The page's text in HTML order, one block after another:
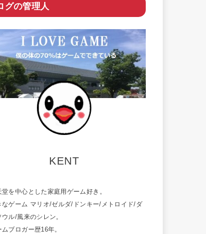
グの管理人
KENT
堂を中心とした家庭用ゲーム好き。
なゲーム マリオ/ゼルダ/ドンキー/メトロイド/ダ
ウル/風来のシレン。
ムブロガー歴16年。